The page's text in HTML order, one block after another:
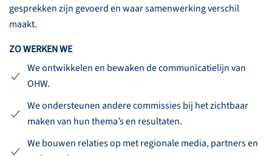
gesprekken zijn gevoerd en waar samenwerking verschil
maakt.
ZO WERKEN WE
We ontwikkelen en bewaken de communicatielijn van
OHW.
We ondersteunen andere commissies bij het zichtbaar
maken van hun thema’s en resultaten.
We bouwen relaties op met regionale media, partners en